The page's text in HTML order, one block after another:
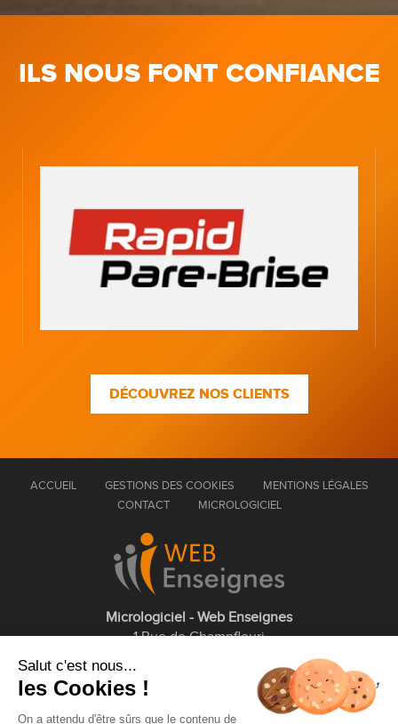
ILS NOUS FONT CONFIANCE
DÉCOUVREZ NOS CLIENTS
ACCUEIL GESTIONS DES COOKIES
MENTIONS LÉGALES
CONTACT
MICROLOGICIEL
Micrologiciel - Web Enseignes
1 Rue de Champfleuri
01 75 43 63 60
Salut c'est nous...
les Cookies !
On a attendu d'être sûrs que le contenu de